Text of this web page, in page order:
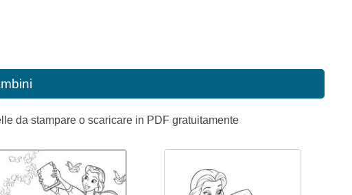
da stampare o scaricare in PDF gratuitamente